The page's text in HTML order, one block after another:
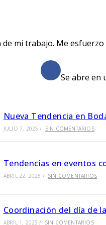
de mi trabajo. Me
Se abre en
Nueva Tendencia en
JULIO 7, 2025 / SIN COMENTARIOS
Tendencias en eventos
ABRIL 22, 2025 / SIN COMENTARIOS
Coordinación del día de
ABRIL 1, 2025 / SIN COMENTARIOS